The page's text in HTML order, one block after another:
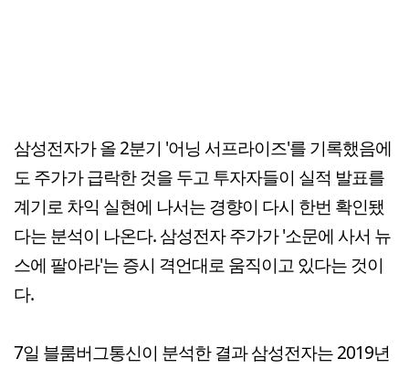
삼성전자가 올 2분기 '어닝 서프라이즈'를 기록했음에
도 주가가 급락한 것을 두고 투자자들이 실적 발표를
계기로 차익 실현에 나서는 경향이 다시 한번 확인됐
다는 분석이 나온다. 삼성전자 주가가 '소문에 사서 뉴
스에 팔아라'는 증시 격언대로 움직이고 있다는 것이
다.
7일 블룸버그통신이 분석한 결과 삼성전자는 2019년